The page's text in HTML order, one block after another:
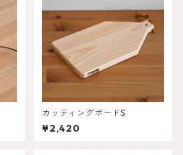
カッティングボードS
¥2,420